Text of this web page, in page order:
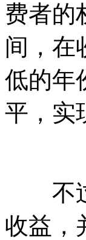
费者的
间，在
低的年
平，实
不过
收益，